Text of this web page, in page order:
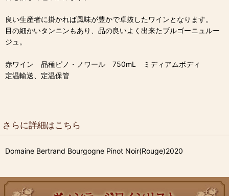
良い生産者に掛かれば風味が豊かで卓抜したワインとなります。
目の細かいタンニンもあり、品の良いよく出来たブルゴーニュルー
ジュ。
赤ワイン 品種ピノ・ノワール 750mL ミディアムボディ
定温輸送、定温保管
さらに詳細はこちら
Domaine Bertrand Bourgogne Pinot Noir(Rouge)2020